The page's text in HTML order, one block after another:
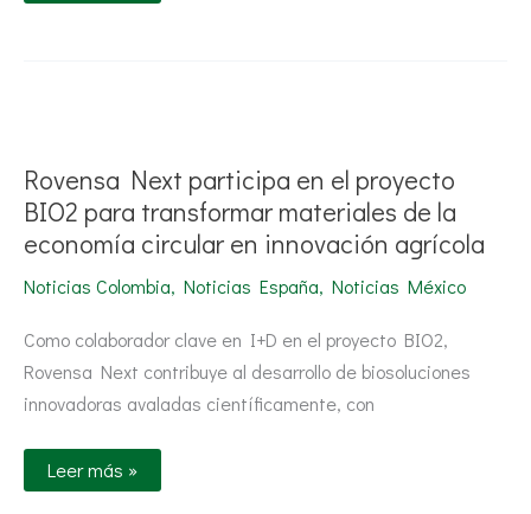
Rovensa Next participa en el proyecto
BIO2 para transformar materiales de la
economía circular en innovación agrícola
Noticias Colombia, Noticias España, Noticias México
Como colaborador clave en I+D en el proyecto BIO2,
Rovensa Next contribuye al desarrollo de biosoluciones
innovadoras avaladas científicamente, con
el
proyecto
BIO2
para
transformar
materiales
de
economía
circular
en
innovación
agrícola
Leer más »